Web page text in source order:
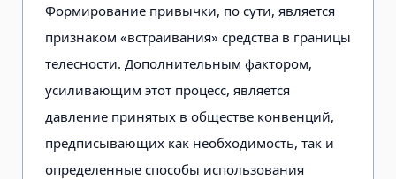
Формирова­ние привычки, по сути, является
признаком «встраивания» средства в границы
телесности. Дополнительным фактором,
усиливающим этот про­цесс, является
давление принятых в обществе конвенций,
предписывающих как необходимость, так и
опреде­ленные способы использования